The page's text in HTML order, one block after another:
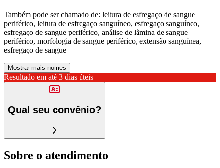
Também pode ser chamado de: leitura de esfregaço de sangue
periférico, leitura de esfregaço sanguíneo, esfregaço sanguíneo,
esfregaço de sangue periférico, análise de lâmina de sangue
periférico, morfologia de sangue periférico, extensão sanguínea,
esfregaço de sangue
Mostrar mais nomes
Resultado em até 3 dias úteis
Qual seu convênio?
Sobre o atendimento